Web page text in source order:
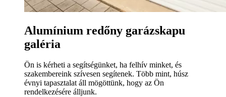
Alumínium redőny garázskapu
galéria
Ön is kérheti a segítségünket, ha felhív minket, és
szakembereink szívesen segítenek. Több mint, húsz
évnyi tapasztalat áll mögöttünk, hogy az Ön
rendelkezésére álljunk.